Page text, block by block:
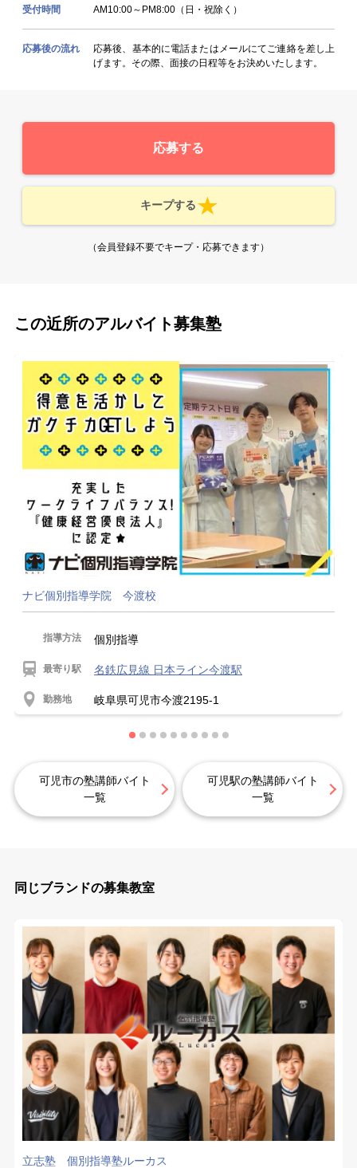
受付時間 AM10:00～PM8:00（日・祝除く）
応募後の流れ
応募後、基本的に電話またはメールにてご連絡を差し上
げます。その際、面接の日程等をお決めいたします。
応募する
キープする
（会員登録不要でキープ・応募できます）
この近所のアルバイト募集塾
ナビ個別指導学院 今渡校
指導方法 個別指導
最寄り駅 名鉄広見線 日本ライン今渡駅
勤務地 岐阜県可児市今渡2195-1
可児市の塾講師バイト
一覧
可児駅の塾講師バイト
一覧
同じブランドの募集教室
立志塾 個別指導塾ルーカス